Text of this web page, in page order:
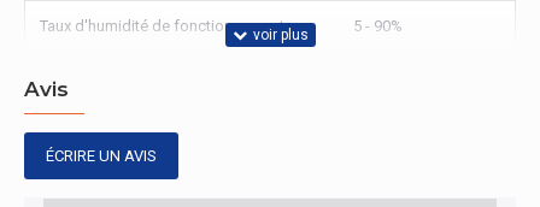
Taux d'humidité de fonctionnement 5 - 90%
Taux d'humidité relative (stockage)
Conditions environnementales
Choc durant le fonctionnement
Avis
ÉCRIRE UN AVIS